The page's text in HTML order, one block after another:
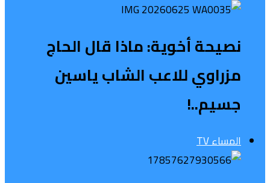
نصيحة أخوية: ماذا قال الحاج
مزراوي للاعب الشاب ياسين
جسيم..!
المساء TV